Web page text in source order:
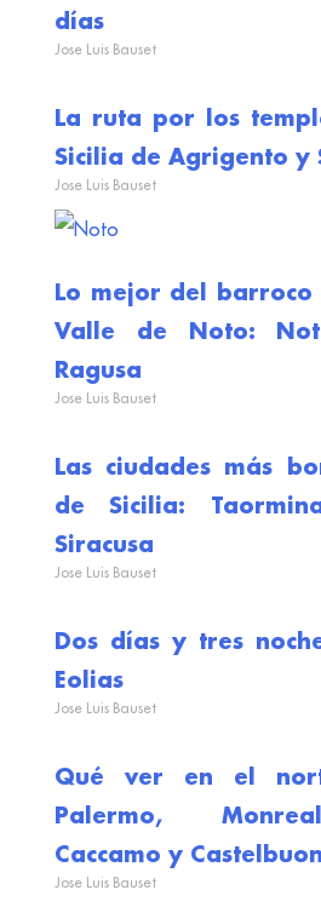
días
Jose Luis Bauset
La ruta por los
Sicilia de Agrigento y
Jose Luis Bauset
Lo mejor del barroco
Valle de Noto:
Ragusa
Jose Luis Bauset
Las ciudades más
de Sicilia:
Siracusa
Jose Luis Bauset
Dos días y tres
Eolias
Jose Luis Bauset
Qué ver en el
Palermo,
Caccamo y
Jose Luis Bauset